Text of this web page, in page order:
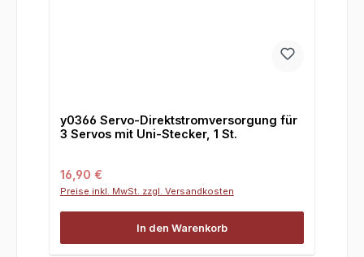
y0366 Servo-Direktstromversorgung für
3 Servos mit Uni-Stecker, 1 St.
Regulärer Preis:
16,90 €
Preise inkl. MwSt. zzgl. Versandkosten
In den Warenkorb